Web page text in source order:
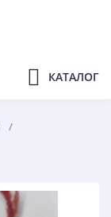
КАТАЛОГ